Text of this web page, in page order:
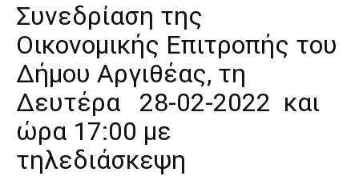
Συνεδρίαση της
Οικονομικής Επιτροπής του
Δήμου Αργιθέας, τη
Δευτέρα 28-02-2022 και
ώρα 17:00 με
τηλεδιάσκεψη